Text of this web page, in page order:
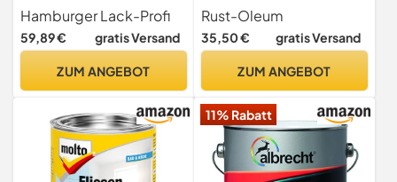
Fliesenfarbe für
Bodenfliesen &
Wandfliesen mit Lackier-
// Hamburger Lack-Profi (1
Hamburger Lack-Profi
59,89 € gratis Versand
ZUM ANGEBOT
dunkelgrün mit Matt Finish -
Abendessen 750ML
Rust-Oleum
35,50 € gratis Versand
ZUM ANGEBOT
11% Rabatt